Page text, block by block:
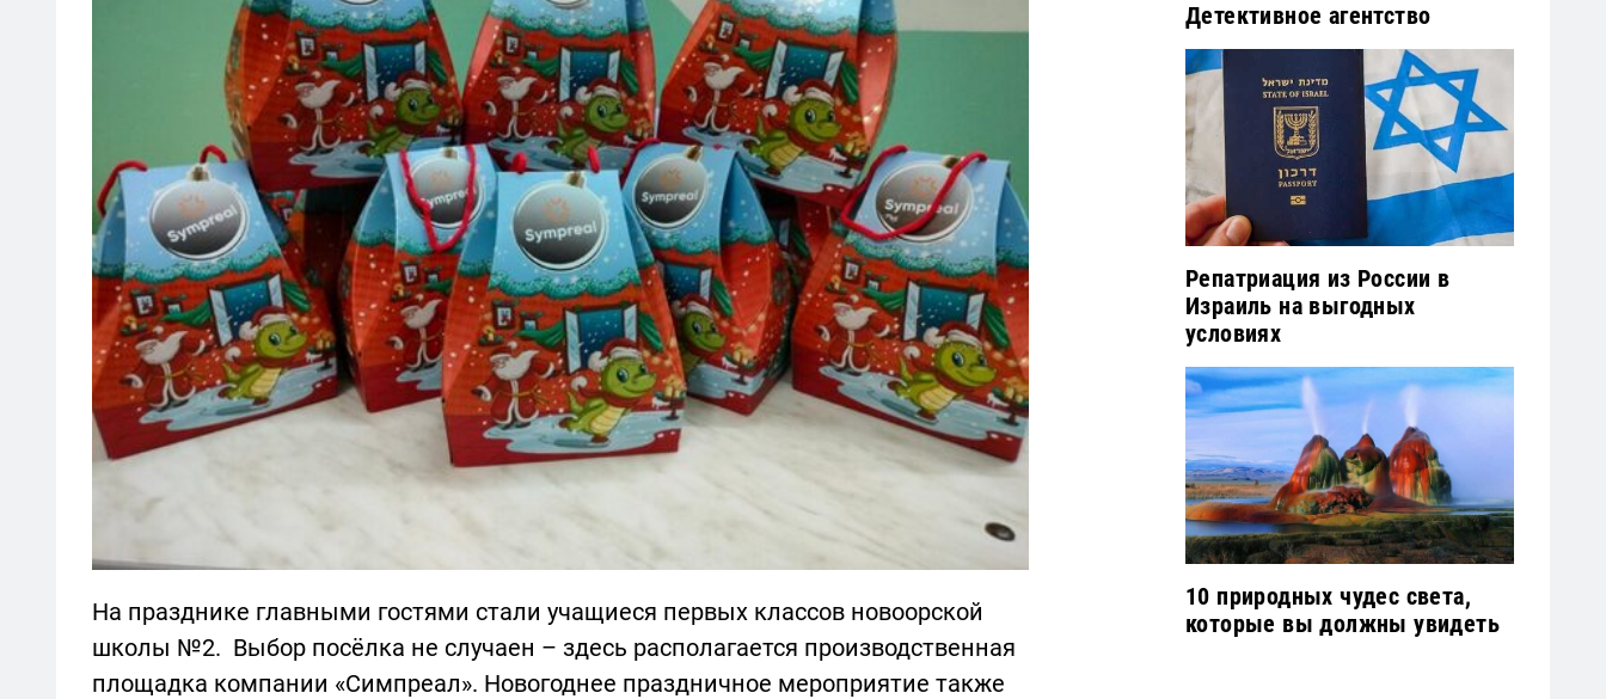
На празднике главными гостями стали учащиеся первых классов новоорской
школы №2. Выбор посёлка не случаен – здесь располагается производственная
площадка компании «Симпреал». Новогоднее праздничное мероприятие также
Детективное агентство
Репатриация из России в
Израиль на выгодных
условиях
10 природных чудес света,
которые вы должны увидеть